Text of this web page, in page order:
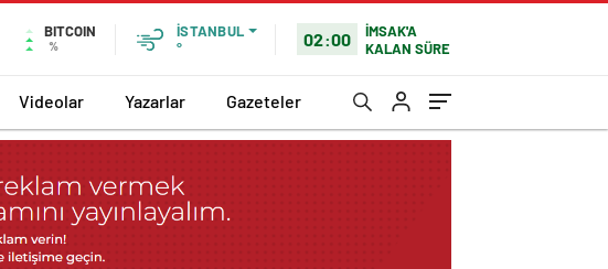
BITCOIN
%
İSTANBUL
°
02:00
İMSAK'A
KALAN SÜRE
Videolar Yazarlar Gazeteler